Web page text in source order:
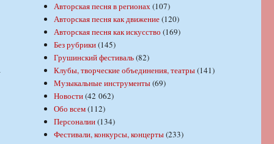
Авторская песня в регионах(107)
Авторская песня как движение(120)
Авторская песня как искусство (169)
Без рубрики(145)
Грушинский фестиваль(82)
Клубы, творческие объединения, театры(141)
Музыкальные инструменты(69)
Новости(42 062)
Обо всем(112)
Персоналии(134)
Фестивали, конкурсы, концерты(233)